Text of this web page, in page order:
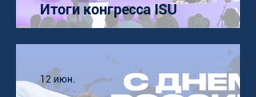
Итоги конгресса ISU
12 июн.